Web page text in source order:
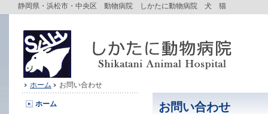
静岡県・浜松市・中央区 動物病院 しかたに動物病院 犬 猫
ホーム お問い合わせ
お問い合わせ
ホーム